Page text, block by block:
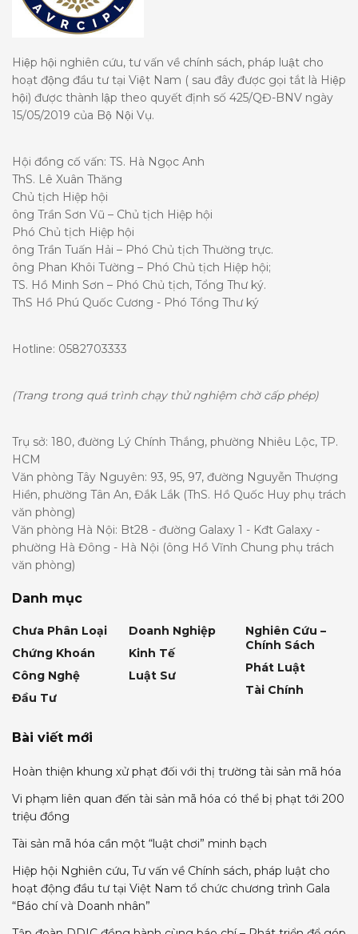
Hiệp hội nghiên cứu, tư vấn về chính sách, pháp luật cho
hoạt động đầu tư tại Việt Nam ( sau đây được gọi tắt là Hiệp
hội) được thành lập theo quyết định số 425/QĐ-BNV ngày
15/05/2019 của Bộ Nội Vụ.
Hội đồng cố vấn: TS. Hà Ngọc Anh
ThS. Lê Xuân Thăng
Chủ tịch Hiệp hội
ông Trần Sơn Vũ – Chủ tịch Hiệp hội
Phó Chủ tịch Hiệp hội
ông Trần Tuấn Hải – Phó Chủ tịch Thường trực.
ông Phan Khôi Tường – Phó Chủ tịch Hiệp hội;
TS. Hồ Minh Sơn – Phó Chủ tịch, Tổng Thư ký.
ThS Hồ Phú Quốc Cương - Phó Tổng Thư ký
Hotline: 0582703333
(Trang trong quá trình chạy thử nghiệm chờ cấp phép)
Trụ sở: 180, đường Lý Chính Thắng, phường Nhiêu Lộc, TP.
HCM
Văn phòng Tây Nguyên: 93, 95, 97, đường Nguyễn Thượng
Hiền, phường Tân An, Đắk Lắk (ThS. Hồ Quốc Huy phụ trách
văn phòng)
Văn phòng Hà Nội: Bt28 - đường Galaxy 1 - Kđt Galaxy -
phường Hà Đông - Hà Nội (ông Hồ Vĩnh Chung phụ trách
văn phòng)
Danh mục
Chưa Phân Loại
Chứng Khoán
Công Nghệ
Đầu Tư
Doanh Nghiệp
Kinh Tế
Luật Sư
Nghiên Cứu –
Chính Sách
Phát Luật
Tài Chính
Bài viết mới
Hoàn thiện khung xử phạt đối với thị trường tài sản mã hóa
Vi phạm liên quan đến tài sản mã hóa có thể bị phạt tới 200
triệu đồng
Tài sản mã hóa cần một “luật chơi” minh bạch
Hiệp hội Nghiên cứu, Tư vấn về Chính sách, pháp luật cho
hoạt động đầu tư tại Việt Nam tổ chức chương trình Gala
“Báo chí và Doanh nhân”